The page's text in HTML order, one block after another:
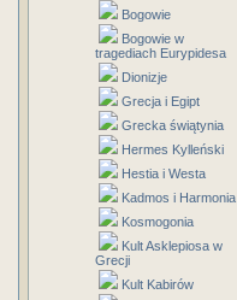
Bogowie
Bogowie w
tragediach Eurypidesa
Dionizje
Grecja i Egipt
Grecka świątynia
Hermes Kylleński
Hestia i Westa
Kadmos i Harmonia
Kosmogonia
Kult Asklepiosa w
Grecji
Kult Kabirów